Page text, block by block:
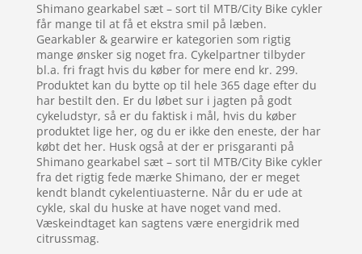
Shimano gearkabel sæt – sort til MTB/City Bike cykler
får mange til at få et ekstra smil på læben.
Gearkabler & gearwire er kategorien som rigtig
mange ønsker sig noget fra. Cykelpartner tilbyder
bl.a. fri fragt hvis du køber for mere end kr. 299.
Produktet kan du bytte op til hele 365 dage efter du
har bestilt den. Er du løbet sur i jagten på godt
cykeludstyr, så er du faktisk i mål, hvis du køber
produktet lige her, og du er ikke den eneste, der har
købt det her. Husk også at der er prisgaranti på
Shimano gearkabel sæt – sort til MTB/City Bike cykler
fra det rigtig fede mærke Shimano, der er meget
kendt blandt cykelentiuasterne. Når du er ude at
cykle, skal du huske at have noget vand med.
Væskeindtaget kan sagtens være energidrik med
citrussmag.